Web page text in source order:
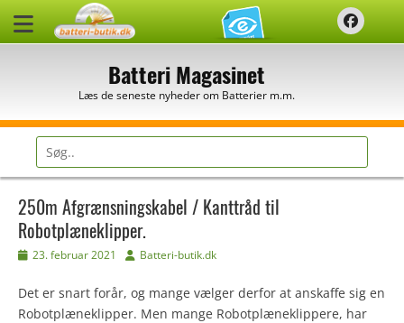
Batteri Magasinet
Læs de seneste nyheder om Batterier m.m.
Søg
efter:
250m Afgrænsningskabel / Kanttråd til
Robotplæneklipper.
Udgivet
23. februar 2021 Forfatter
Batteri-butik.dk
Det er snart forår, og mange vælger derfor at anskaffe sig en
Robotplæneklipper. Men mange Robotplæneklippere, har